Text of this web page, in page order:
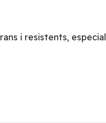
i resistents,